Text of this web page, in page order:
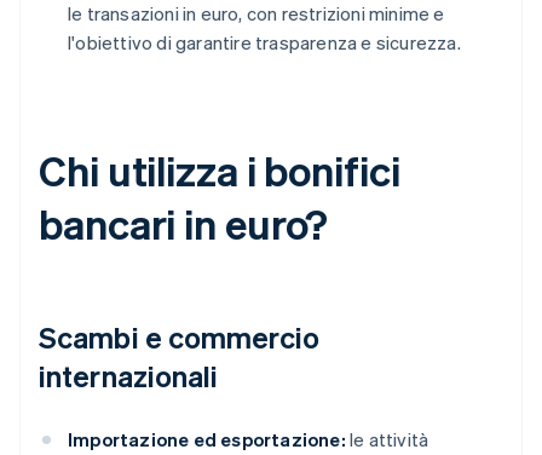
le transazioni in euro, con restrizioni minime e
l'obiettivo di garantire trasparenza e sicurezza.
Chi utilizza i bonifici
bancari in euro?
Scambi e commercio
internazionali
Importazione ed esportazione: le attività